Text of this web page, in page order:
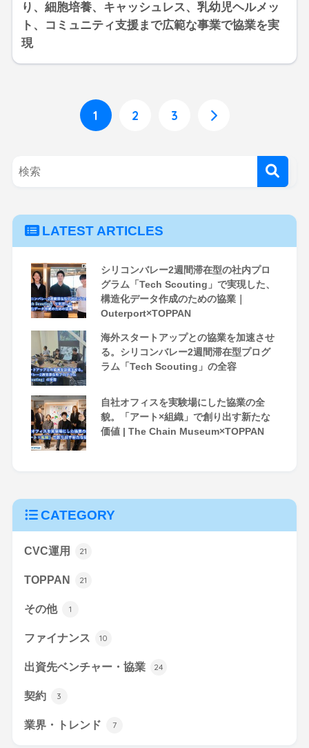
り、細胞培養、キャッシュレス、乳幼児ヘルメッ
ト、コミュニティ支援まで広範な事業で協業を実
現
1 2 3
LATEST ARTICLES
シリコンバレー2週間滞在型の社内プロ
グラム「Tech Scouting」で実現した、
構造化データ作成のための協業｜
Outerport×TOPPAN
海外スタートアップとの協業を加速させ
る。シリコンバレー2週間滞在型プログ
ラム「Tech Scouting」の全容
自社オフィスを実験場にした協業の全
貌。「アート×組織」で創り出す新たな
価値 | The Chain Museum×TOPPAN
CATEGORY
CVC運用 21
TOPPAN 21
その他 1
ファイナンス 10
出資先ベンチャー・協業 24
契約 3
業界・トレンド 7